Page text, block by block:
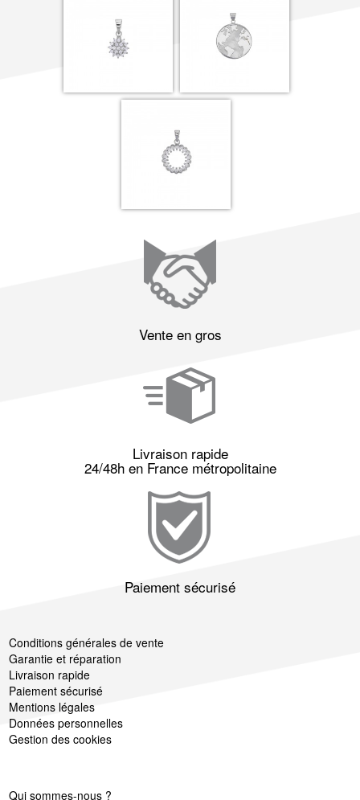
Vente en gros
Livraison rapide
24/48h en France métropolitaine
Paiement sécurisé
Conditions générales de vente
Garantie et réparation
Livraison rapide
Paiement sécurisé
Mentions légales
Données personnelles
Gestion des cookies
Qui sommes-nous ?